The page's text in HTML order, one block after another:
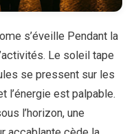
s’éveille Pendant la
Le soleil tape
se pressent sur les
l’énergie est palpable.
l’horizon, une